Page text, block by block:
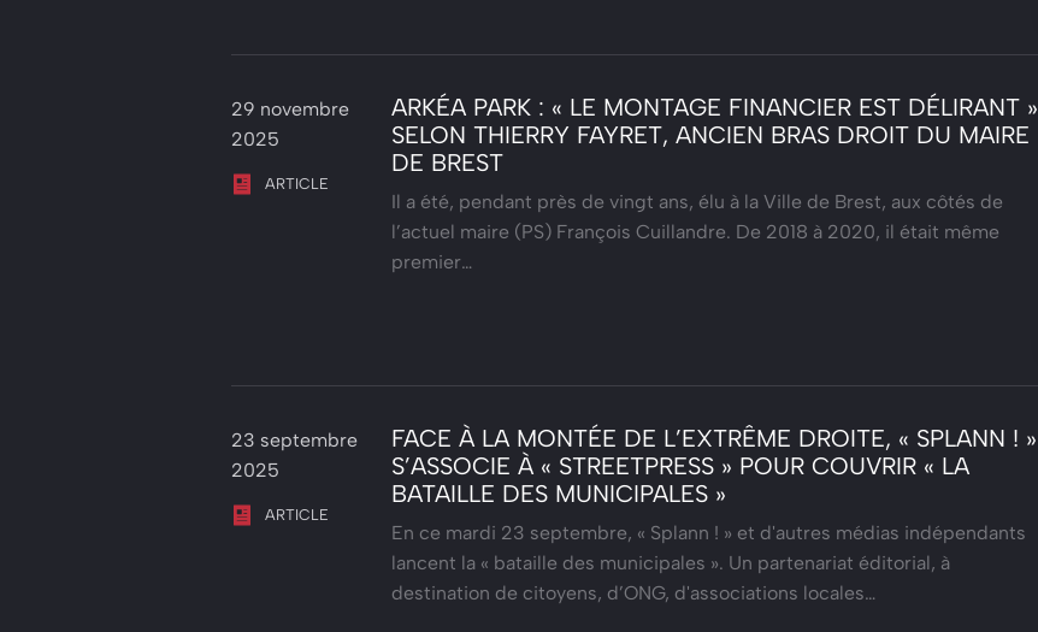
29 novembre
2025
ARTICLE
ARKÉA PARK : « LE MONTAGE FINANCIER EST DÉLIRANT »
SELON THIERRY FAYRET, ANCIEN BRAS DROIT DU MAIRE
DE BREST
Il a été, pendant près de vingt ans, élu à la Ville de Brest, aux côtés de
l’actuel maire (PS) François Cuillandre. De 2018 à 2020, il était même
premier…
23 septembre
2025
ARTICLE
FACE À LA MONTÉE DE L’EXTRÊME DROITE, « SPLANN ! »
S’ASSOCIE À « STREETPRESS » POUR COUVRIR « LA
BATAILLE DES MUNICIPALES »
En ce mardi 23 septembre, « Splann ! » et d'autres médias indépendants
lancent la « bataille des municipales ». Un partenariat éditorial, à
destination de citoyens, d’ONG, d'associations locales…